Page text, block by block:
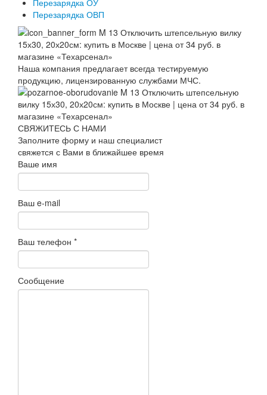
Перезарядка ОУ
Перезарядка ОВП
Наша компания предлагает всегда тестируемую
продукцию, лицензированную службами МЧС.
СВЯЖИТЕСЬ С НАМИ
Заполните форму и наш специалист
свяжется с Вами в ближайшее время
Ваше имя
Ваш e-mail
Ваш телефон *
Сообщение